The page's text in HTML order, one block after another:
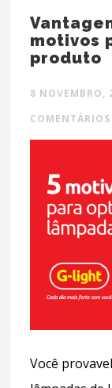
motivos
produto
8 NOVEMBRO,
COMENTÁRIOS
Você